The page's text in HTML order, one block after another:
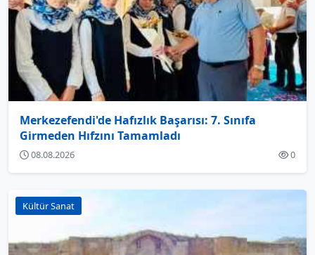
Merkezefendi'de Hafızlık Başarısı: 7. Sınıfa
Girmeden Hıfzını Tamamladı
08.08.2026 0
Kültür Sanat